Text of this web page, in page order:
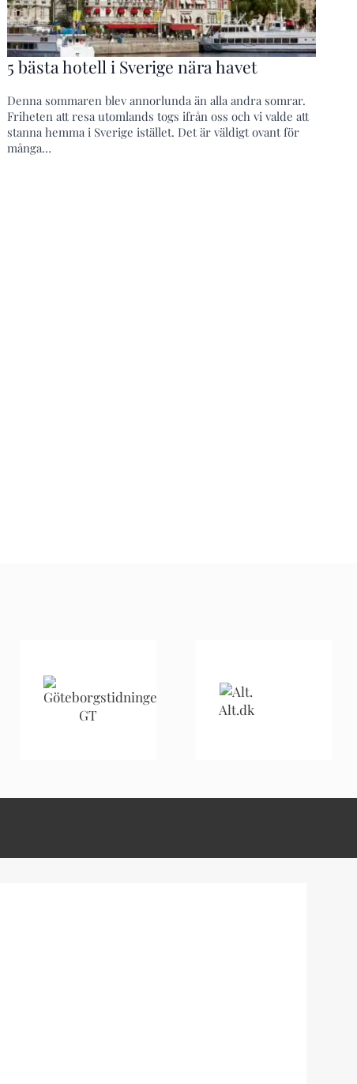
5 bästa hotell i Sverige nära havet
Denna sommaren blev annorlunda än alla andra somrar.
Friheten att resa utomlands togs ifrån oss och vi valde att
stanna hemma i Sverige istället. Det är väldigt ovant för
många…
GT Alt.dk